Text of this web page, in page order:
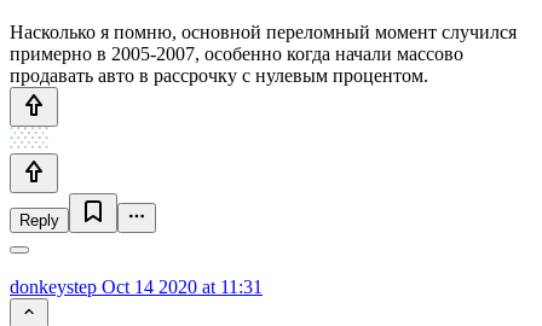
Насколько я помню, основной переломный момент случился
примерно в 2005-2007, особенно когда начали массово
продавать авто в рассрочку с нулевым процентом.
Reply
donkeystep Oct 14 2020 at 11:31